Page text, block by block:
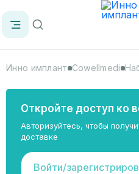
Инно имплант Cowellmedi
Откройте доступ ко
Авторизуйтесь, чтобы
доставке
Войти/